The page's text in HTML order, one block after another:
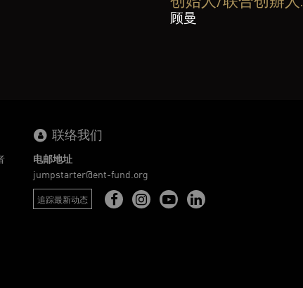
顾曼
联络我们
电邮地址
jumpstarter@ent-fund.org
追踪最新动态